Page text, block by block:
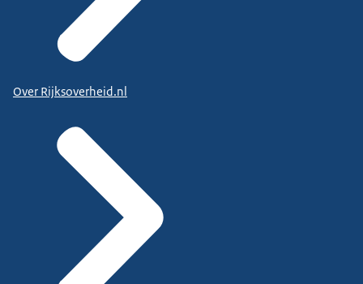
Over Rijksoverheid.nl